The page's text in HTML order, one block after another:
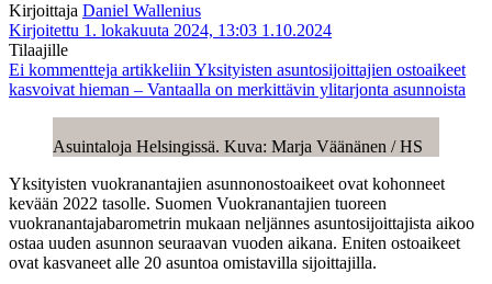
Kirjoittaja Daniel Wallenius
Kirjoitettu 1. lokakuuta 2024, 13:03 1.10.2024
Tilaajille
Ei kommentteja artikkeliin Yksityisten asuntosijoittajien ostoaikeet
kasvoivat hieman – Vantaalla on merkittävin ylitarjonta asunnoista
Asuintaloja Helsingissä. Kuva: Marja Väänänen / HS
Yksityisten vuokranantajien asunnonostoaikeet ovat kohonneet
kevään 2022 tasolle. Suomen Vuokranantajien tuoreen
vuokranantajabarometrin mukaan neljännes asuntosijoittajista aikoo
ostaa uuden asunnon seuraavan vuoden aikana. Eniten ostoaikeet
ovat kasvaneet alle 20 asuntoa omistavilla sijoittajilla.